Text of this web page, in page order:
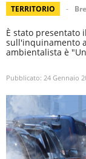
TERRITORIO
È stato presentato
sull'inquinamento
ambientalista è
Pubblicato: 24 Gennaio